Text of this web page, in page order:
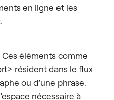
en ligne et les
Ces éléments comme
résident dans le flux
ou d’une phrase.
nécessaire à